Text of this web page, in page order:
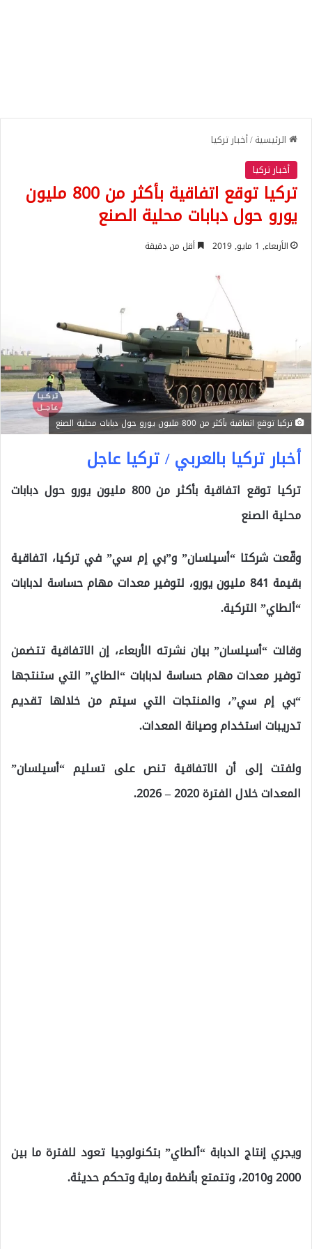
الرئيسية/أخبار تركيا
أخبار تركيا
تركيا توقع اتفاقية بأكثر من 800 مليون
يورو حول دبابات محلية الصنع
الأربعاء, 1 مايو, 2019 أقل من دقيقة
تركيا توقع اتفاقية بأكثر من 800 مليون يورو حول دبابات محلية الصنع
أخبار تركيا بالعربي / تركيا عاجل
تركيا توقع اتفاقية بأكثر من 800 مليون يورو حول دبابات
محلية الصنع
وقّعت شركتا “أسيلسان” و”بي إم سي” في تركيا، اتفاقية
بقيمة 841 مليون يورو، لتوفير معدات مهام حساسة لدبابات
“ألطاي” التركية.
وقالت “أسيلسان” بيان نشرته الأربعاء، إن الاتفاقية تتضمن
توفير معدات مهام حساسة لدبابات “الطاي” التي ستنتجها
“بي إم سي”، والمنتجات التي سيتم من خلالها تقديم
تدريبات استخدام وصيانة المعدات.
ولفتت إلى أن الاتفاقية تنص على تسليم “أسيلسان”
المعدات خلال الفترة 2020 – 2026.
ويجري إنتاج الدبابة “ألطاي” بتكنولوجيا تعود للفترة ما بين
2000 و2010، وتتمتع بأنظمة رماية وتحكم حديثة.